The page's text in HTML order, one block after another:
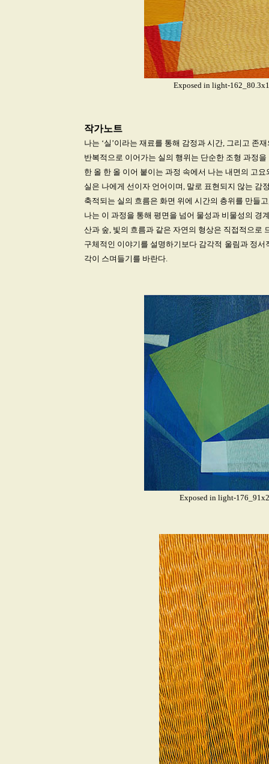
Exposed in light-
작가노트
나는 ‘실’이라는 재료를 통해 감정과 시간, 그리고 존
반복적으로 이어가는 실의 행위는 단순한 조형 과정
한 올 한 올 이어 붙이는 과정 속에서 나는 내면의 고요
실은 나에게 선이자 언어이며, 말로 표현되지 않는 감
축적되는 실의 흐름은 화면 위에 시간의 층위를 만들
나는 이 과정을 통해 평면을 넘어 물성과 비물성의 경
산과 숲, 빛의 흐름과 같은 자연의 형상은 직접적으로
구체적인 이야기를 설명하기보다 감각적 울림과 정
각이 스며들기를 바란다.
Exposed in light-